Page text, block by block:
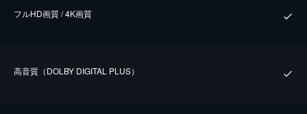
フルHD画質 / 4K画質
⾼⾳質（DOLBY DIGITAL PLUS）